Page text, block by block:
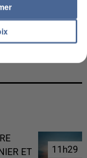
DE LA DZ
ET
11h29
11h29